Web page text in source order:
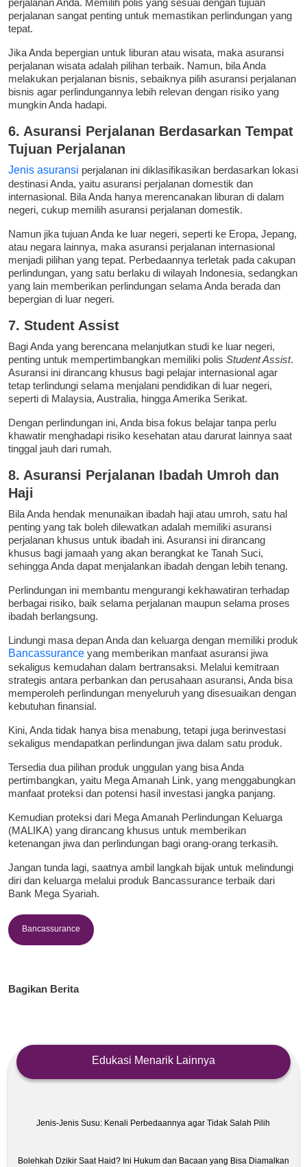
perjalanan Anda. Memilih polis yang sesuai dengan tujuan
perjalanan sangat penting untuk memastikan perlindungan yang
tepat.
Jika Anda bepergian untuk liburan atau wisata, maka asuransi
perjalanan wisata adalah pilihan terbaik. Namun, bila Anda
melakukan perjalanan bisnis, sebaiknya pilih asuransi perjalanan
bisnis agar perlindungannya lebih relevan dengan risiko yang
mungkin Anda hadapi.
6. Asuransi Perjalanan Berdasarkan Tempat
Tujuan Perjalanan
Jenis asuransi perjalanan ini diklasifikasikan berdasarkan lokasi
destinasi Anda, yaitu asuransi perjalanan domestik dan
internasional. Bila Anda hanya merencanakan liburan di dalam
negeri, cukup memilih asuransi perjalanan domestik.
Namun jika tujuan Anda ke luar negeri, seperti ke Eropa, Jepang,
atau negara lainnya, maka asuransi perjalanan internasional
menjadi pilihan yang tepat. Perbedaannya terletak pada cakupan
perlindungan, yang satu berlaku di wilayah Indonesia, sedangkan
yang lain memberikan perlindungan selama Anda berada dan
bepergian di luar negeri.
7. Student Assist
Bagi Anda yang berencana melanjutkan studi ke luar negeri,
penting untuk mempertimbangkan memiliki polis Student Assist.
Asuransi ini dirancang khusus bagi pelajar internasional agar
tetap terlindungi selama menjalani pendidikan di luar negeri,
seperti di Malaysia, Australia, hingga Amerika Serikat.
Dengan perlindungan ini, Anda bisa fokus belajar tanpa perlu
khawatir menghadapi risiko kesehatan atau darurat lainnya saat
tinggal jauh dari rumah.
8. Asuransi Perjalanan Ibadah Umroh dan
Haji
Bila Anda hendak menunaikan ibadah haji atau umroh, satu hal
penting yang tak boleh dilewatkan adalah memiliki asuransi
perjalanan khusus untuk ibadah ini. Asuransi ini dirancang
khusus bagi jamaah yang akan berangkat ke Tanah Suci,
sehingga Anda dapat menjalankan ibadah dengan lebih tenang.
Perlindungan ini membantu mengurangi kekhawatiran terhadap
berbagai risiko, baik selama perjalanan maupun selama proses
ibadah berlangsung.
Lindungi masa depan Anda dan keluarga dengan memiliki produk
Bancassurance yang memberikan manfaat asuransi jiwa
sekaligus kemudahan dalam bertransaksi. Melalui kemitraan
strategis antara perbankan dan perusahaan asuransi, Anda bisa
memperoleh perlindungan menyeluruh yang disesuaikan dengan
kebutuhan finansial.
Kini, Anda tidak hanya bisa menabung, tetapi juga berinvestasi
sekaligus mendapatkan perlindungan jiwa dalam satu produk.
Tersedia dua pilihan produk unggulan yang bisa Anda
pertimbangkan, yaitu Mega Amanah Link, yang menggabungkan
manfaat proteksi dan potensi hasil investasi jangka panjang.
Kemudian proteksi dari Mega Amanah Perlindungan Keluarga
(MALIKA) yang dirancang khusus untuk memberikan
ketenangan jiwa dan perlindungan bagi orang-orang terkasih.
Jangan tunda lagi, saatnya ambil langkah bijak untuk melindungi
diri dan keluarga melalui produk Bancassurance terbaik dari
Bank Mega Syariah.
Bancassurance
Bagikan Berita
Edukasi Menarik Lainnya
Jenis-Jenis Susu: Kenali Perbedaannya agar Tidak Salah Pilih
Bolehkah Dzikir Saat Haid? Ini Hukum dan Bacaan yang Bisa Diamalkan